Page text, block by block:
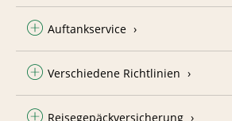
Auftankservice
Verschiedene Richtlinien
Reisegepäckversicherung